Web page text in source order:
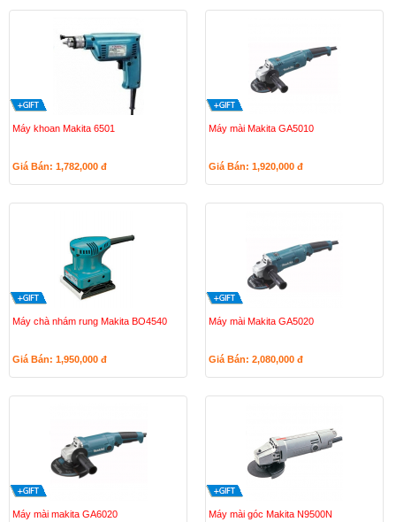
Máy khoan Makita 6501
Giá Bán: 1,782,000 đ
Máy mài Makita GA5010
Giá Bán: 1,920,000 đ
Máy chà nhám rung Makita BO4540
Giá Bán: 1,950,000 đ
Máy mài Makita GA5020
Giá Bán: 2,080,000 đ
Máy mài makita GA6020 Máy mài góc Makita N9500N